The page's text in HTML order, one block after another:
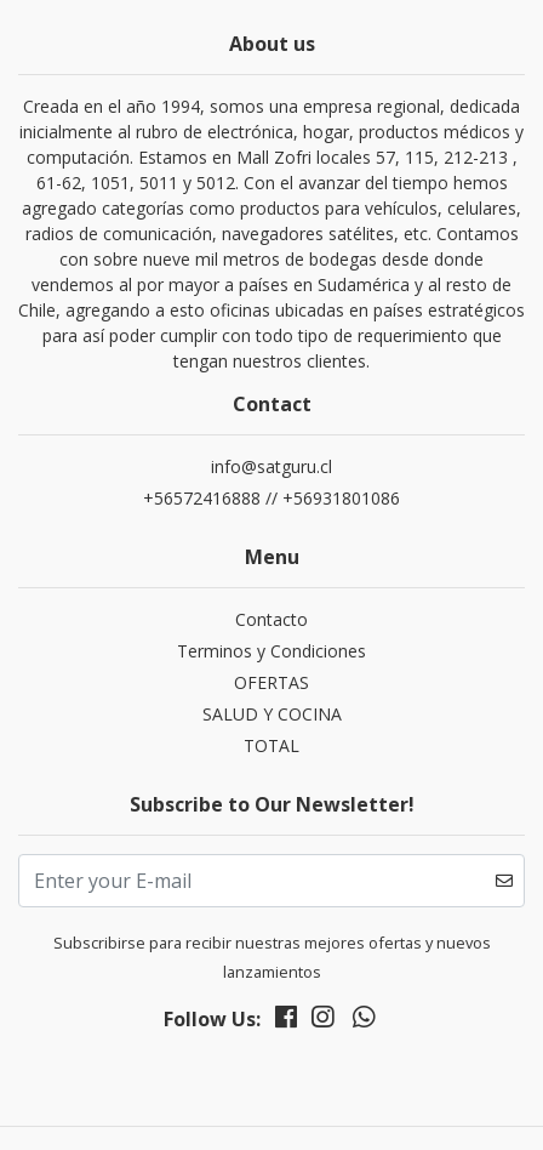
About us
Creada en el año 1994, somos una empresa regional, dedicada
inicialmente al rubro de electrónica, hogar, productos médicos y
computación. Estamos en Mall Zofri locales 57, 115, 212-213 ,
61-62, 1051, 5011 y 5012. Con el avanzar del tiempo hemos
agregado categorías como productos para vehículos, celulares,
radios de comunicación, navegadores satélites, etc. Contamos
con sobre nueve mil metros de bodegas desde donde
vendemos al por mayor a países en Sudamérica y al resto de
Chile, agregando a esto oficinas ubicadas en países estratégicos
para así poder cumplir con todo tipo de requerimiento que
tengan nuestros clientes.
Contact
info@satguru.cl
+56572416888 // +56931801086
Menu
Contacto
Terminos y Condiciones
OFERTAS
SALUD Y COCINA
TOTAL
Subscribe to Our Newsletter!
Subscribirse para recibir nuestras mejores ofertas y nuevos
lanzamientos
Follow Us: